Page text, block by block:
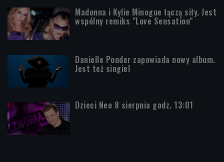
Madonna i Kylie Minogue łączą siły. Jest
wspólny remiks "Love Sensation"
Danielle Ponder zapowiada nowy album.
Jest też singiel
Dzieci Neo 8 sierpnia godz. 13:01